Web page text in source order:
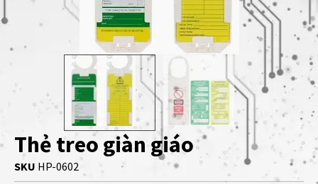
Thẻ treo giàn giáo
SKU HP-0602